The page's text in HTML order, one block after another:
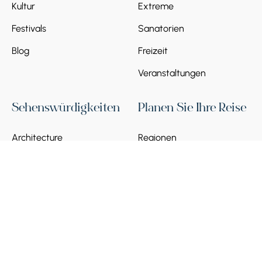
Kultur
Festivals
Blog
Extreme
Sanatorien
Freizeit
Veranstaltungen
Sehenswürdigkeiten
Architecture
Planen Sie Ihre Reise
Regionen